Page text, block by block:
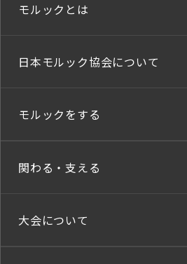
モルックとは
日本モルック協会について
モルックをする
関わる・支える
大会について